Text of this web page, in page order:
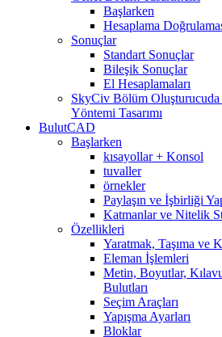
Başlarken
Hesaplama
Sonuçlar
Standart Sonuçlar
Bileşik Sonuçlar
El Hesaplamaları
SkyCiv Bölüm
Yöntemi Tasarımı
BulutCAD
Başlarken
kısayollar + Konsol
tuvaller
örnekler
Paylaşın ve İşbirliği
Katmanlar ve Nitelik
Özellikleri
Yaratmak, Taşıma ve
Eleman İşlemleri
Metin, Boyutlar,
Bulutları
Seçim Araçları
Yapışma Ayarları
Bloklar